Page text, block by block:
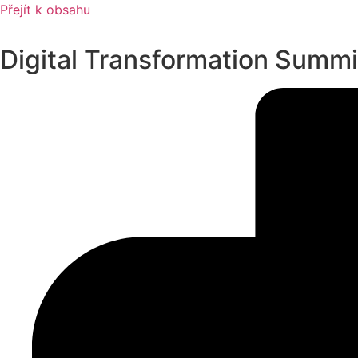
Přejít k obsahu
Digital Transformation